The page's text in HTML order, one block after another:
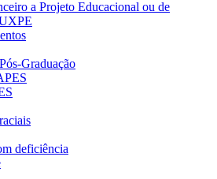
a Projeto Educacional ou de
Graduação
deficiência